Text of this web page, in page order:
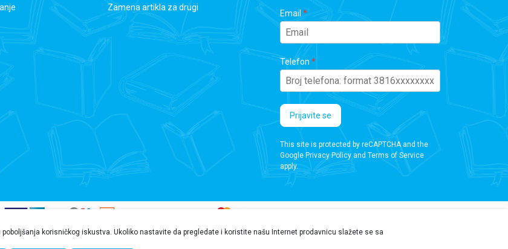
Zamena artikla za drugi
Email
Telefon
Prijavite se
This site is protected by reCAPTCHA and the
Google Privacy Policyand Terms of Service
apply.
ovoj veb stranici mogu sadržati greške ili propuste. Preporučujemo da proverite podatke pre kupovine.
korisničkog iskustva. Ukoliko nastavite da pregledate i koristite našu Internet prodavnicu slažete se sa